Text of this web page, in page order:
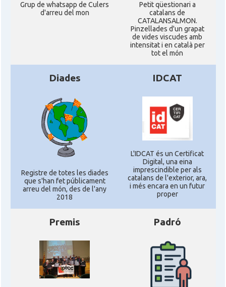
Grup de whatsapp de Culers
d'arreu del mon
Petit qüestionari a
catalans de
CATALANSALMON.
Pinzellades d'un grapat
de vides viscudes amb
intensitat i en català per
tot el món
Diades
Registre de totes les diades
que s'han fet públicament
arreu del món, des de l'any
2018
IDCAT
L'IDCAT és un Certificat
Digital, una eina
imprescindible per als
catalans de l'exterior, ara,
i més encara en un futur
proper
Premis Padró